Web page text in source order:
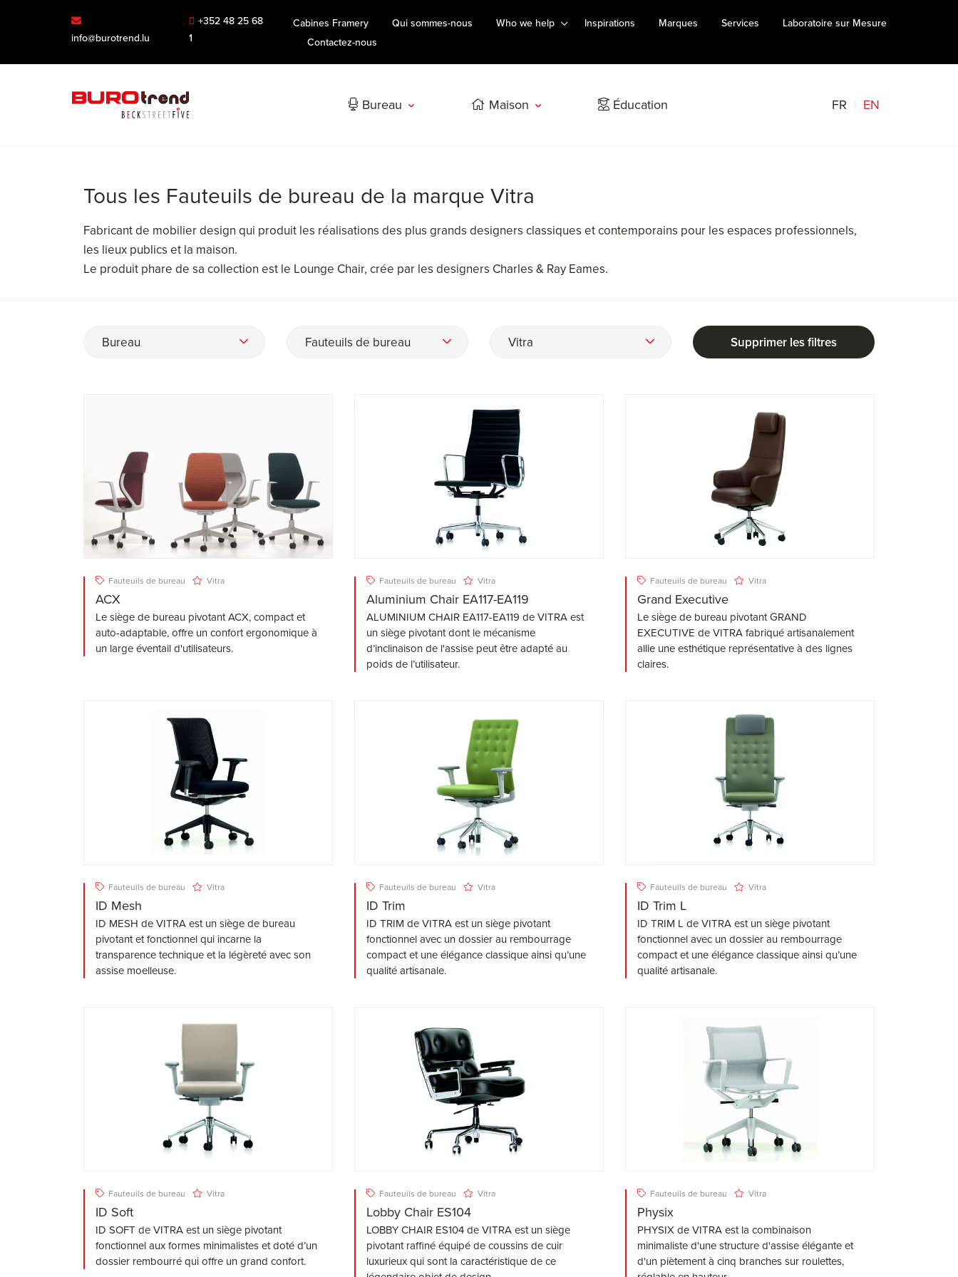
info@burotrend.lu
+352 48 25 68
1
Cabines Framery Qui sommes-nous Who we help Inspirations Marques Services
Laboratoire sur Mesure
Contactez-nous
Bureau Maison Éducation FR EN
Tous les Fauteuils de bureau de la marque Vitra
Fabricant de mobilier design qui produit les réalisations des plus grands designers classiques et contemporains pour les espaces professionnels,
les lieux publics et la maison.
Le produit phare de sa collection est le Lounge Chair, crée par les designers Charles & Ray Eames.
Bureau Fauteuils de bureau Vitra Supprimer les filtres
Fauteuils de bureau Vitra
ACX
Le siège de bureau pivotant ACX, compact et
auto-adaptable, offre un confort ergonomique à
un large éventail d'utilisateurs.
Fauteuils de bureau Vitra
Aluminium Chair EA117-EA119
ALUMINIUM CHAIR EA117-EA119 de VITRA est
un siège pivotant dont le mécanisme
d’inclinaison de l'assise peut être adapté au
poids de l’utilisateur.
Fauteuils de bureau Vitra
Grand Executive
Le siège de bureau pivotant GRAND
EXECUTIVE de VITRA fabriqué artisanalement
allie une esthétique représentative à des lignes
claires.
Fauteuils de bureau Vitra
ID Mesh
ID MESH de VITRA est un siège de bureau
pivotant et fonctionnel qui incarne la
transparence technique et la légèreté avec son
assise moelleuse.
Fauteuils de bureau Vitra
ID Trim
ID TRIM de VITRA est un siège pivotant
fonctionnel avec un dossier au rembourrage
compact et une élégance classique ainsi qu’une
qualité artisanale.
Fauteuils de bureau Vitra
ID Trim L
ID TRIM L de VITRA est un siège pivotant
fonctionnel avec un dossier au rembourrage
compact et une élégance classique ainsi qu’une
qualité artisanale.
Fauteuils de bureau Vitra
ID Soft
ID SOFT de VITRA est un siège pivotant
fonctionnel aux formes minimalistes et doté d’un
dossier rembourré qui offre un grand confort.
Fauteuils de bureau Vitra
Lobby Chair ES104
LOBBY CHAIR ES104 de VITRA est un siège
pivotant raffiné équipé de coussins de cuir
luxurieux qui sont la caractéristique de ce
Fauteuils de bureau Vitra
Physix
PHYSIX de VITRA est la combinaison
minimaliste d'une structure d'assise élégante et
d'un piètement à cinq branches sur roulettes,